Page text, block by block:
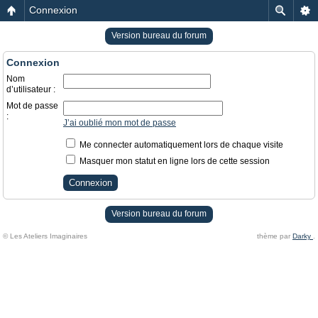
Connexion
Version bureau du forum
Connexion
Nom
d’utilisateur :
Mot de passe
:
J’ai oublié mon mot de passe
Me connecter automatiquement lors de chaque visite
Masquer mon statut en ligne lors de cette session
Version bureau du forum
© Les Ateliers Imaginaires thème par Darky